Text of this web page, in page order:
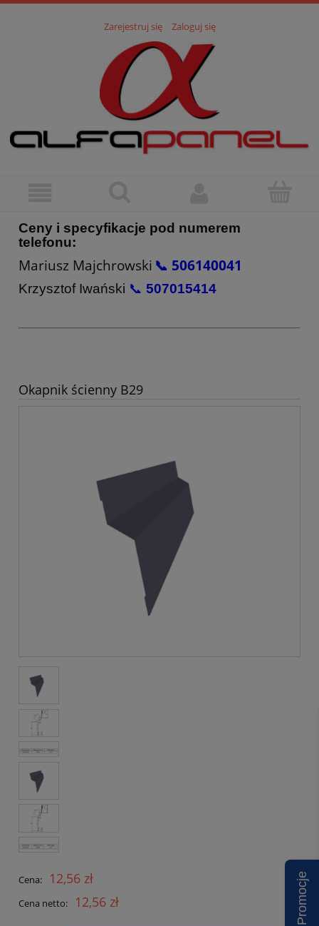
Zarejestruj się Zaloguj się
Ceny i specyfikacje pod numerem
telefonu:
Mariusz Majchrowski 📞 506140041
Krzysztof Iwański 📞 507015414
Okapnik ścienny B29
Cena: 12,56 zł
Cena netto: 12,56 zł Promocje